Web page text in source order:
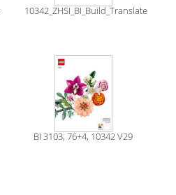
10342_ZHSI_BI_Build_Translate
BI 3103, 76+4, 10342 V29